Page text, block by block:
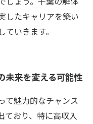
したキャリアを築い
いきます。
未来を変える可能性
て魅力的なチャンス
ており、特に高収入